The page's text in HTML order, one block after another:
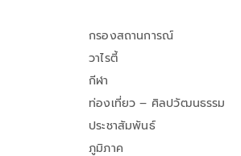
กรองสถานการณ์
วาไรตี้
กีฬา
ท่องเที่ยว – ศิลปวัฒนธรรม
ประชาสัมพันธ์
ภูมิภาค